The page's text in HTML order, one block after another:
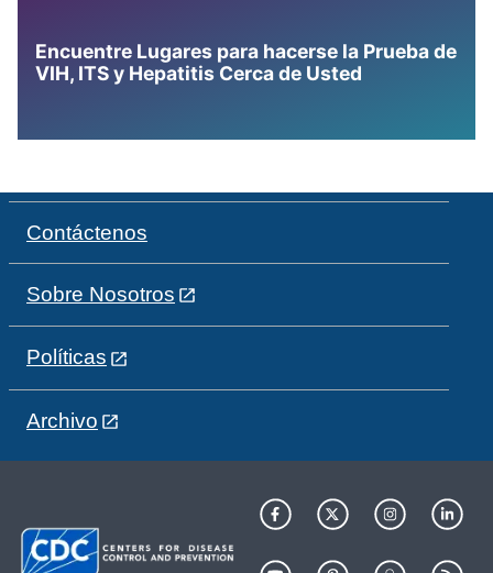
Encuentre Lugares para hacerse la Prueba de
VIH, ITS y Hepatitis Cerca de Usted
Contáctenos
Sobre Nosotros
Políticas
Archivo